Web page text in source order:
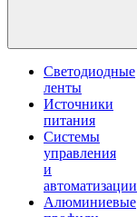
Светодиодные
ленты
Источники
питания
Системы
управления
и
автоматизации
Алюминиевые